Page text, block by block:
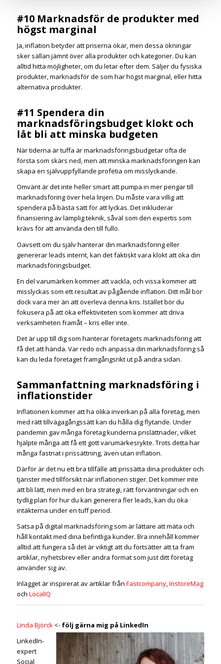
#10 Marknadsför de produkter med
högst marginal
Ja, inflation betyder att priserna ökar, men dessa ökningar
sker sällan jämnt över alla produkter och kategorier. Du kan
alltid hitta möjligheter, om du letar efter dem. Säljer du fysiska
produkter, marknadsför de som har högst marginal, eller hitta
alternativa produkter.
#11 Spendera din
marknadsföringsbudget klokt och
låt bli att minska budgeten
När tiderna är tuffa är marknadsföringsbudgetar ofta de
första som skärs ned, men att minska marknadsföringen kan
skapa en självuppfyllande profetia om misslyckande.
Omvänt är det inte heller smart att pumpa in mer pengar till
marknadsföring över hela linjen. Du måste vara villig att
spendera på bästa sätt för att lyckas. Det inkluderar
finansiering av lämplig teknik, såväl som den expertis som
krävs för att använda den till fullo.
Oavsett om du själv hanterar din marknadsföring eller
genererar leads internt, kan det faktiskt vara klokt att öka din
marknadsföringsbudget.
En del varumärken kommer att vackla, och vissa kommer att
misslyckas som ett resultat av pågående inflation. Ditt mål bör
dock vara mer än att överleva denna kris. Istället bör du
fokusera på att öka effektiviteten som kommer att driva
verksamheten framåt – kris eller inte.
Det är upp till dig som hanterar företagets marknadsföring att
få det att hända. Var redo och anpassa din marknadsföring så
kan du leda företaget framgångsrikt ut på andra sidan.
Sammanfattning marknadsföring i
inflationstider
Inflationen kommer att ha olika inverkan på alla företag, men
med rätt tillvägagångssätt kan du hålla dig flytande. Under
pandemin gav många företag kunderna prislättnader, vilket
hjälpte många att få ett gott varumärkesrykte. Trots detta har
många fastnat i prissättning, även utan inflation.
Därför är det nu ett bra tillfälle att prissätta dina produkter och
tjänster med tillförsikt när inflationen stiger. Det kommer inte
att bli lätt, men med en bra strategi, rätt förväntningar och en
tydlig plan för hur du kan generera fler leads, kan du öka
intäkterna under en tuff period.
Satsa på digital marknadsföring som är lättare att mäta och
håll kontakt med dina befintliga kunder. Bra innehåll kommer
alltid att fungera så det är viktigt att du fortsätter att ta fram
artiklar, nyhetsbrev eller andra format som just ditt företag
använder sig av.
Inlägget är inspirerat av artiklar från Fastcompany,InstoreMag
och LocalIQ
Linda Björck<- följ gärna mig på LinkedIn
LinkedIn-
expert
Social